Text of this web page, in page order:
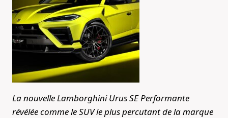
La nouvelle Lamborghini Urus SE Performante
révélée comme le SUV le plus percutant de la marque